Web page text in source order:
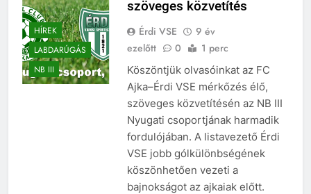
HÍREK
LABDARÚGÁS
NB III
szöveges közvetítés
Érdi VSE
9 év
ezelőtt
0 1 perc
Köszöntjük olvasóinkat az FC
Ajka–Érdi VSE mérkőzés élő,
szöveges közvetítésén az NB III
Nyugati csoportjának harmadik
fordulójában. A listavezető Érdi
VSE jobb gólkülönbségének
köszönhetően vezeti a
bajnokságot az ajkaiak előtt.